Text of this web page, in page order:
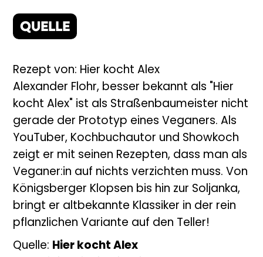
QUELLE
Rezept von: Hier kocht Alex
Alexander Flohr, besser bekannt als "Hier
kocht Alex" ist als Straßenbaumeister nicht
gerade der Prototyp eines Veganers. Als
YouTuber, Kochbuchautor und Showkoch
zeigt er mit seinen Rezepten, dass man als
Veganer:in auf nichts verzichten muss. Von
Königsberger Klopsen bis hin zur Soljanka,
bringt er altbekannte Klassiker in der rein
pflanzlichen Variante auf den Teller!
Quelle: Hier kocht Alex